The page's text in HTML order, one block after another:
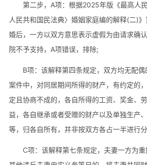
第二步，A项：根据2025年版《最高人
人民共和国民法典〉婚姻家庭编的解释(二)
婚后，一方以双方意思表示虚假为由请求确
院不予支持，A项错误，排除;
B项：该解释第四条规定，双方均无配
案件中，对同居期间所得的财产，有约定的
定且协商不成的，各自所得的工资、奖金、
益，各自继承或者受赠的财产以及单独生产
等，归各自所有，并非按双方各占一半进行
C项：该解释第七条规定，夫妻一方为